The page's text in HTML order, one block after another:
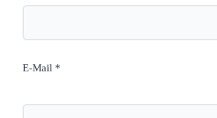
E-Mail *